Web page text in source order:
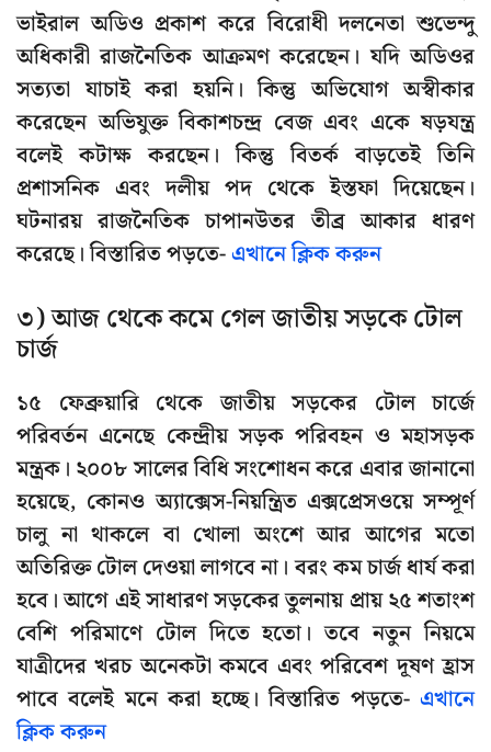
ভাইরাল অডিও প্রকাশ করে বিরোধী দলনেতা শুভেন্দু
অধিকারী রাজনৈতিক আক্রমণ করেছেন। যদি অডিওর
সত্যতা যাচাই করা হয়নি। কিন্তু অভিযোগ অস্বীকার
করেছেন অভিযুক্ত বিকাশচন্দ্র বেজ এবং একে ষড়যন্ত্র
বলেই কটাক্ষ করছেন। কিন্তু বিতর্ক বাড়তেই তিনি
প্রশাসনিক এবং দলীয় পদ থেকে ইস্তফা দিয়েছেন।
ঘটনারয় রাজনৈতিক চাপানউতর তীব্র আকার ধারণ
করেছে। বিস্তারিত পড়তে-এখানে ক্লিক করুন
৩) আজ থেকে কমে গেল জাতীয় সড়কে টোল
চার্জ
১৫ ফেব্রুয়ারি থেকে জাতীয় সড়কের টোল চার্জে
পরিবর্তন এনেছে কেন্দ্রীয় সড়ক পরিবহন ও মহাসড়ক
মন্ত্রক। ২০০৮ সালের বিধি সংশোধন করে এবার জানানো
হয়েছে, কোনও অ্যাক্সেস-নিয়ন্ত্রিত এক্সপ্রেসওয়ে সম্পূর্ণ
চালু না থাকলে বা খোলা অংশে আর আগের মতো
অতিরিক্ত টোল দেওয়া লাগবে না। বরং কম চার্জ ধার্য করা
হবে। আগে এই সাধারণ সড়কের তুলনায় প্রায় ২৫ শতাংশ
বেশি পরিমাণে টোল দিতে হতো। তবে নতুন নিয়মে
যাত্রীদের খরচ অনেকটা কমবে এবং পরিবেশ দূষণ হ্রাস
পাবে বলেই মনে করা হচ্ছে। বিস্তারিত পড়তে- এখানে
ক্লিক করুন